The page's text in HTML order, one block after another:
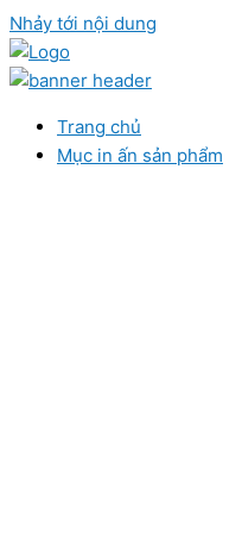
Nhảy tới nội dung
Trang chủ
Mục in ấn sản phẩm